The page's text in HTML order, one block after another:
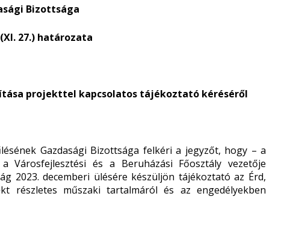
Bizottsága
27.) határozata
projekttel kapcsolatos tájékoztató kéréséről
Gazdasági Bizottsága felkéri a jegyzőt, hogy – a
Városfejlesztési és a Beruházási Főosztály vezetője
2023. decemberi ülésére készüljön tájékoztató az Érd,
részletes műszaki tartalmáról és az engedélyekben